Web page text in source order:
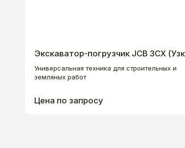
Экскаватор-погрузчик JCB 3CХ
Универсальная техника для строительных и
земляных работ
Цена по запросу